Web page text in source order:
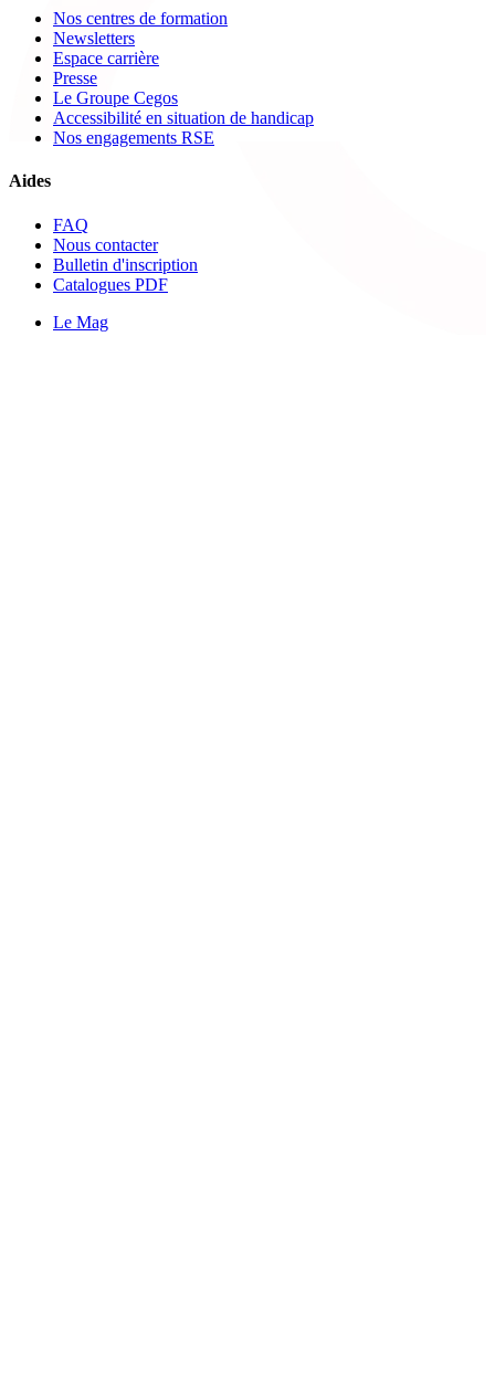
Nos centres de formation
Newsletters
Espace carrière
Presse
Le Groupe Cegos
Accessibilité en situation de handicap
Nos engagements RSE
Aides
FAQ
Nous contacter
Bulletin d'inscription
Catalogues PDF
Le Mag